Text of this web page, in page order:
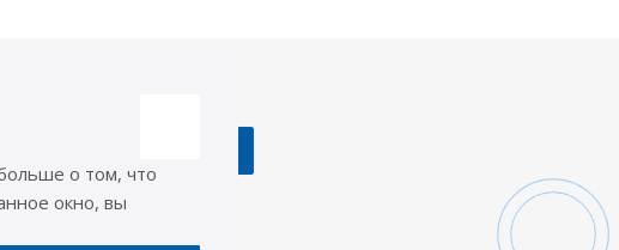
контакты
о том, что
окно, вы